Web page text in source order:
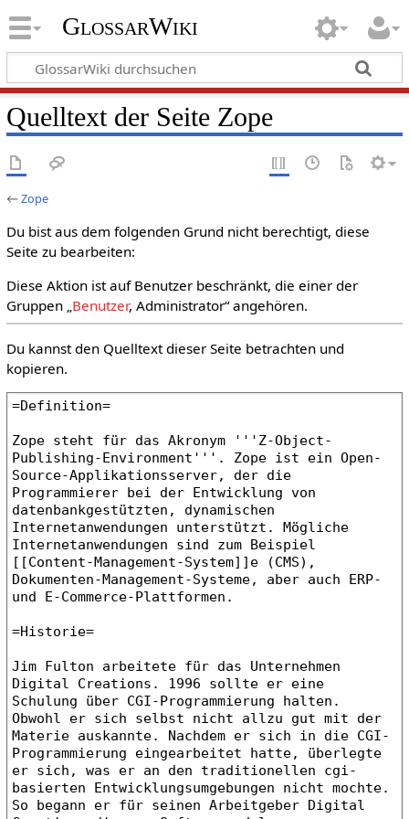
GlossarWiki
Quelltext der Seite Zope
←Zope
Du bist aus dem folgenden Grund nicht berechtigt, diese
Seite zu bearbeiten:
Diese Aktion ist auf Benutzer beschränkt, die einer der
Gruppen „Benutzer, Administrator“ angehören.
Du kannst den Quelltext dieser Seite betrachten und
kopieren.